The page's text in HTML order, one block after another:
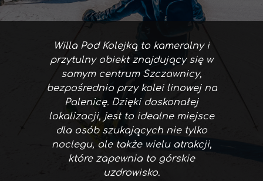
Willa Pod Kolejką to kameralny i
przytulny obiekt znajdujący się w
samym centrum Szczawnicy,
bezpośrednio przy kolei linowej na
Palenicę. Dzięki doskonałej
lokalizacji, jest to idealne miejsce
dla osób szukających nie tylko
noclegu, ale także wielu atrakcji,
które zapewnia to górskie
uzdrowisko.